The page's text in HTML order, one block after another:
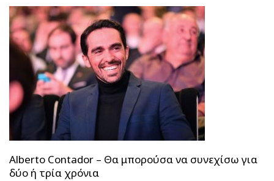
Alberto Contador – Θα μπορούσα να συνεχίσω για
δύο ή τρία χρόνια